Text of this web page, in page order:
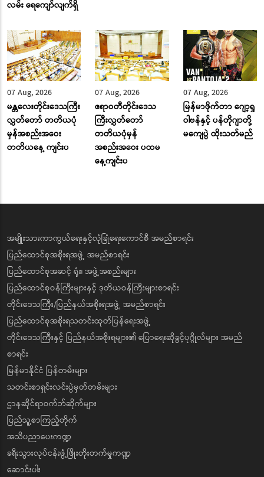
လမ်း ‌ရေ‌ကျော်လျက်ရှိ
07 Aug, 2026
မန္တလေးတိုင်းဒေသကြီး
လွှတ်တော် တတိယပုံ
မှန်အစည်းအဝေး
တတိယနေ့ ကျင်းပ
07 Aug, 2026
ဧရာဝတီတိုင်းဒေသ
ကြီးလွှတ်တော်
တတိယပုံမှန်
အစည်းအဝေး ပထမ
နေ့ကျင်းပ
07 Aug, 2026
မြန်မာဖိုက်တာ ဂျော့ရှု
ဝါဗန်နှင့် ပန်တိုဂျာတို့
မကျေပွဲ ထိုးသတ်မည်
အမျိုးသားကာကွယ်ရေးနှင့်လုံခြုံရေးကောင်စီ အမည်စာရင်း
ပြည်ထောင်စုအစိုးရအဖွဲ့ အမည်စာရင်း
ပြည်ထောင်စုအဆင့် ရုံး၊ အဖွဲ့အစည်းများ
ပြည်ထောင်စုဝန်ကြီးများနှင့် ဒုတိယဝန်ကြီးများစာရင်း
တိုင်းဒေသကြီး/ပြည်နယ်အစိုးရအဖွဲ့ အမည်စာရင်း
ပြည်ထောင်စုအစိုးရသတင်းထုတ်ပြန်ရေးအဖွဲ့
တိုင်းဒေသကြီးနှင့် ပြည်နယ်အစိုးရများ၏ ပြောရေးဆိုခွင့်ပုဂ္ဂိုလ်များ အမည်
စာရင်း
မြန်မာနိုင်ငံ ပြန်တမ်းများ
သတင်းစာရှင်းလင်းပွဲမှတ်တမ်းများ
ဌာနဆိုင်ရာဝက်ဘ်ဆိုက်များ
ပြည်သူ့စာကြည့်တိုက်
အသိပညာပေးကဏ္ဍ
ခရီးသွားလုပ်ငန်းဖွံ့ဖြိုးတိုးတက်မှုကဏ္ဍ
ဆောင်းပါး